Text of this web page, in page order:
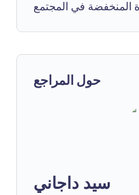
حول المراجع
سيد داجاني